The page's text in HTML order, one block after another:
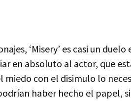
‘Misery’ es casi un duelo
en absoluto al actor, que
miedo con el disimulo lo
haber hecho el papel,